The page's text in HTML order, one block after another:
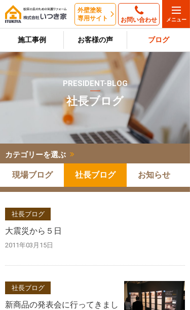
外壁塗装
専用サイト
お問い合わせ
施工事例 お客様の声 ブログ
PRESIDENT-BLOG
社長ブログ
カテゴリーを選ぶ
現場ブログ 社長ブログ お知らせ
社長ブログ
大震災から５日
2011年03月15日
社長ブログ
新商品の発表会に行ってきまし